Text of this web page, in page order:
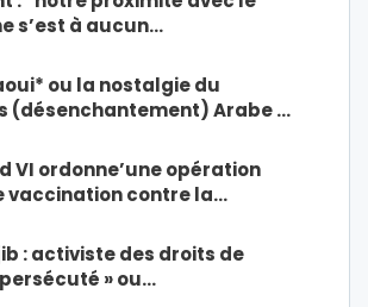
s’est à aucun…
ou la nostalgie du
(désenchantement) Arabe …
VI ordonne’une opération
vaccination contre la…
: activiste des droits de
persécuté » ou…